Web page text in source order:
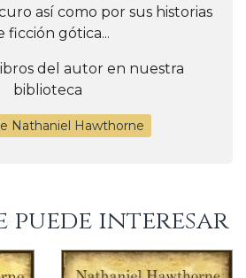
así como por sus historias
ficción gótica...
del autor en nuestra
biblioteca
Nathaniel Hawthorne
puede interesar